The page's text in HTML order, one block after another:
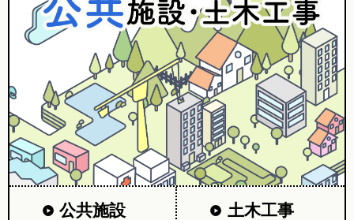
公共施設 土木工事